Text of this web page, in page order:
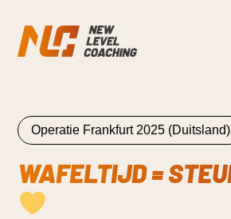
Operatie Frankfurt 2025 (Duitsland)
WAFELTIJD =